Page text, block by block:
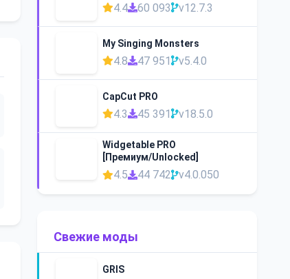
4.4 60 093 v12.7.3
My Singing Monsters
4.8 47 951 v5.4.0
CapCut PRO
4.3 45 391 v18.5.0
Widgetable PRO
[Премиум/Unlocked]
4.5 44 742 v4.0.050
Свежие моды
GRIS